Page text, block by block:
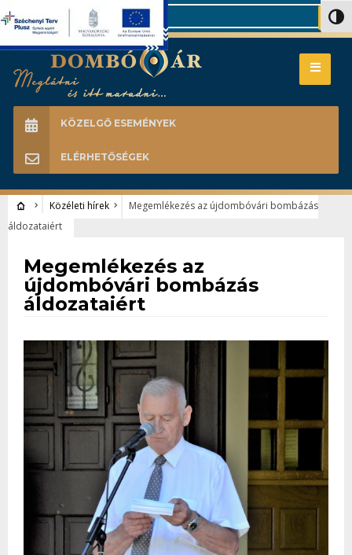
Search
KÖZELGŐ ESEMÉNYEK
ELÉRHETŐSÉGEK
Közéleti hírek
Megemlékezés az újdombóvári bombázás
áldozataiért
Megemlékezés az
újdombóvári bombázás
áldozataiért